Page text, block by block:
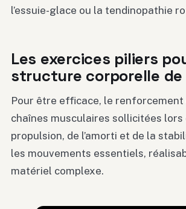
l’essuie-glace ou la tendinopathie
Les exercices piliers
structure corporelle
Pour être efficace, le
chaînes musculaires sollicitées lors
propulsion, de l’amorti et de la
les mouvements essentiels,
matériel complexe.